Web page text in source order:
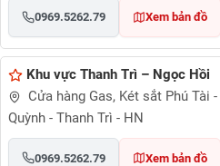
0969.5262.79 Xem bản đồ
Khu vực Thanh Trì – Ngọc Hồi
Cửa hàng Gas, Két sắt Phú Tài
Quỳnh - Thanh Trì - HN
0969.5262.79 Xem bản đồ